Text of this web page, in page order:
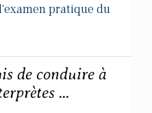
pratique du
de conduire à
...